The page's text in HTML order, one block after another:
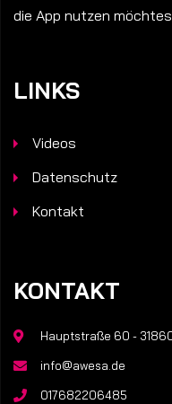
die App nutzen
LINKS
Videos
Datenschutz
Kontakt
KONTAKT
Hauptstraße 60 -
info@awesa.de
017682206485